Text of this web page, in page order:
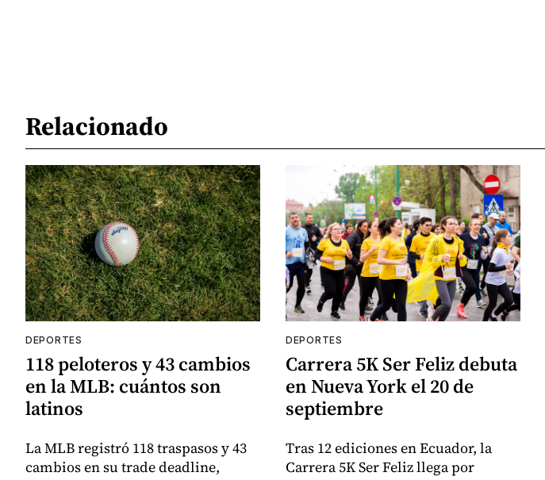
Relacionado
DEPORTES
118 peloteros y 43 cambios
en la MLB: cuántos son
latinos
La MLB registró 118 traspasos y 43
cambios en su trade deadline,
DEPORTES
Carrera 5K Ser Feliz debuta
en Nueva York el 20 de
septiembre
Tras 12 ediciones en Ecuador, la
Carrera 5K Ser Feliz llega por